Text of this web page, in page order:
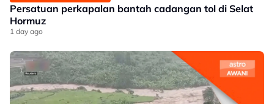
Persatuan perkapalan bantah cadangan tol di Selat
Hormuz
1 day ago